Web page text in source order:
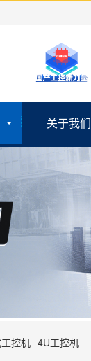
关于我们
工控机 4U工控机